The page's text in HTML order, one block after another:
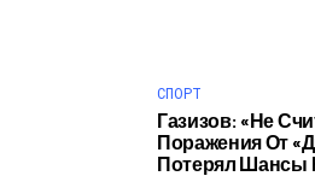
СПОРТ
Газизов: «Не
Поражения От
Потерял Шансы